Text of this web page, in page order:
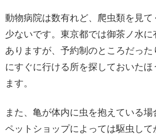
動物病院は数有れど、爬虫類を見て
少ないです。東京都では御茶ノ水
ありますが、予約制のところだっ
にすぐに行ける所を探しておいたほ
ます。
また、亀が体内に虫を抱えている場
ペットショップによっては駆虫して